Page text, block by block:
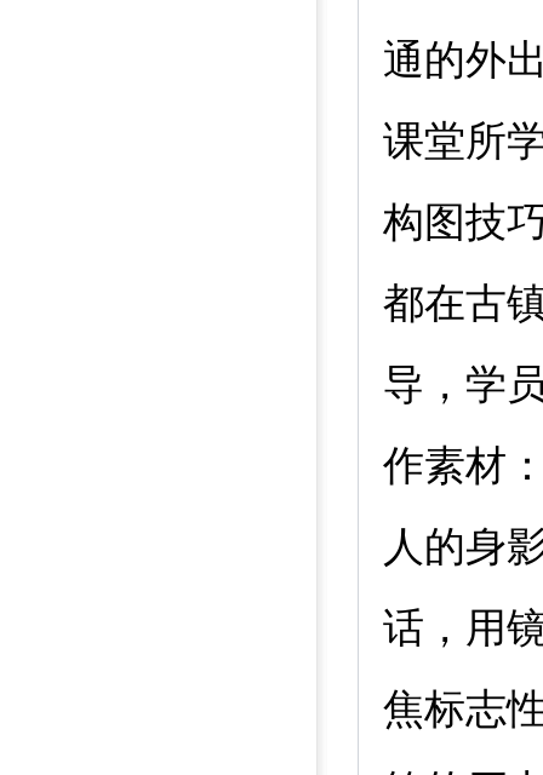
通的外
课堂所
构图技
都在古
导，学
作素材
人的身
话，用
焦标志